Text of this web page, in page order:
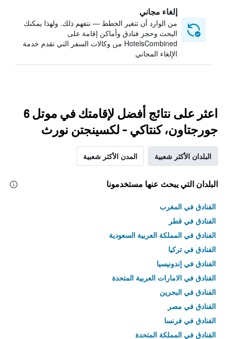
إلغاء مجاني
من الوارد أن تتغير الخطط — نتفهم ذلك. ولهذا يمكنك
البحث وحجز فنادق وأماكن إقامة على
HotelsCombined من وكالات السفر التي تقدم خدمة
الإلغاء المجاني
اعثر على نتائج أفضل لإقامتك في موتل 6
جورجتاون، كنتاكي - لكسينجتن نورث
البلدان الأكثر شعبية المدن الأكثر شعبية
البلدان التي يبحث عنها مستخدمونا
الفنادق في المغرب
الفنادق في قطر
الفنادق في المملكة العربية السعودية
الفنادق في تركيا
الفنادق في إندونيسيا
الفنادق في الامارات العربية المتحدة
الفنادق في البحرين
الفنادق في مصر
الفنادق في فرنسا
الفنادق في المملكة المتحدة